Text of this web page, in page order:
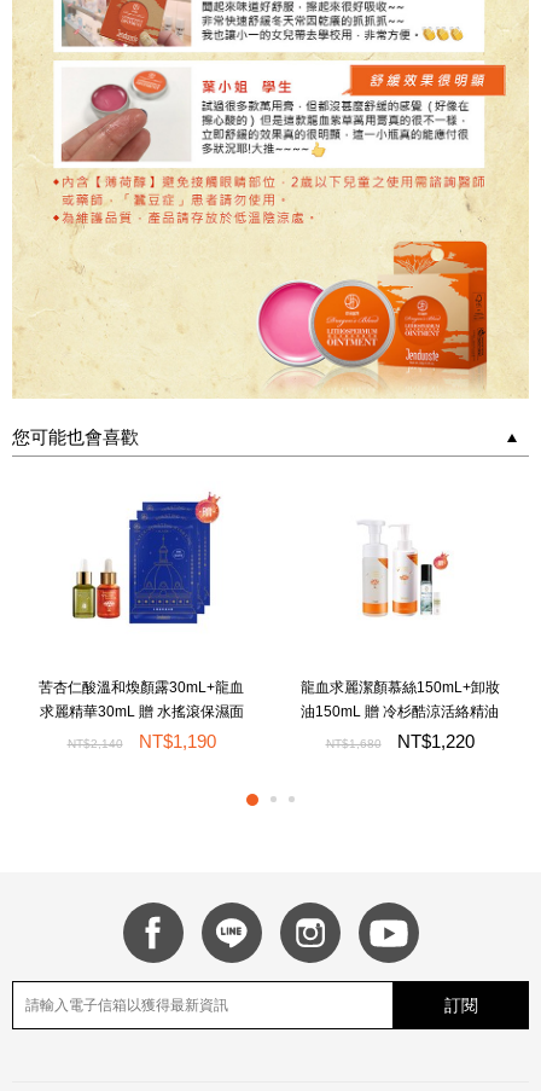
您可能也會喜歡
苦杏仁酸溫和煥顏露30mL+龍血
求麗精華30mL 贈 水搖滾保濕面
膜x3
NT$2,140 NT$1,190
龍血求麗潔顏慕絲150mL+卸妝
油150mL 贈 冷杉酷涼活絡精油
滾珠9mL+卡姆果透亮保濕水凝
NT$1,680 NT$1,220
訂閱